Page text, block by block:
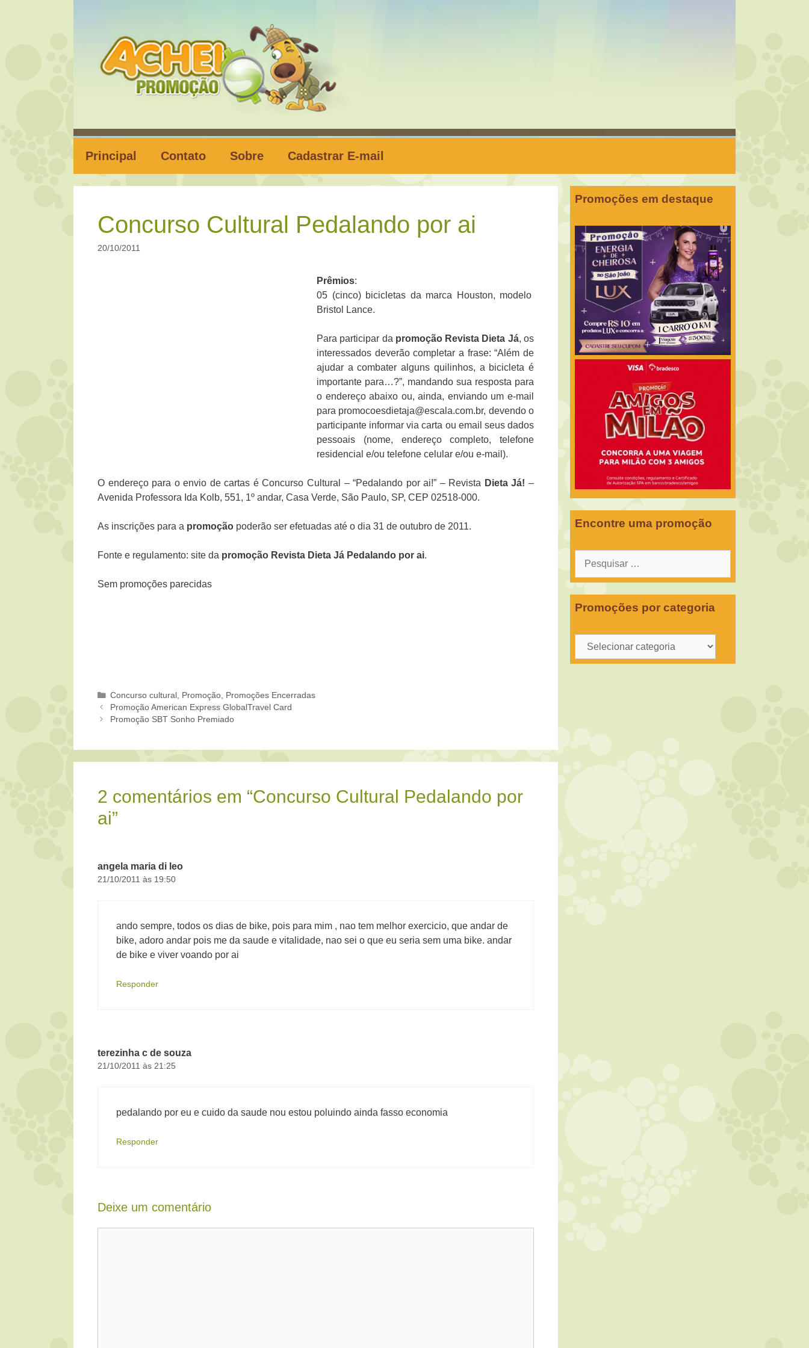
Principal Contato Sobre Cadastrar E-mail
Concurso Cultural Pedalando por ai
20/10/2011
Prêmios:
05 (cinco) bicicletas da marca Houston, modelo
Bristol Lance.
Para participar da promoção Revista Dieta Já, os
interessados deverão completar a frase: “Além de
ajudar a combater alguns quilinhos, a bicicleta é
importante para…?”, mandando sua resposta para
o endereço abaixo ou, ainda, enviando um e-mail
para promocoesdietaja@escala.com.br, devendo o
participante informar via carta ou email seus dados
pessoais (nome, endereço completo, telefone
residencial e/ou telefone celular e/ou e-mail).
O endereço para o envio de cartas é Concurso Cultural – “Pedalando por ai!” – Revista Dieta Já!–
Avenida Professora Ida Kolb, 551, 1º andar, Casa Verde, São Paulo, SP, CEP 02518-000.
As inscrições para a promoção poderão ser efetuadas até o dia 31 de outubro de 2011.
Fonte e regulamento: site da promoção Revista Dieta Já Pedalando por ai.
Sem promoções parecidas
Categorias
Concurso cultural Promoção Promoções Encerradas
Promoção American Express GlobalTravel Card
Promoção SBT Sonho Premiado
2 comentários em “Concurso Cultural Pedalando por
ai”
angela maria di leo
21/10/2011 às 19:50
ando sempre, todos os dias de bike, pois para mim , nao tem melhor exercicio, que andar de
bike, adoro andar pois me da saude e vitalidade, nao sei o que eu seria sem uma bike. andar
de bike e viver voando por ai
Responder
terezinha c de souza
21/10/2011 às 21:25
pedalando por eu e cuido da saude nou estou poluindo ainda fasso economia
Responder
Deixe um comentário
Promoções em destaque
Encontre uma promoção
Pesquisar
Promoções por categoria
Promoções
por